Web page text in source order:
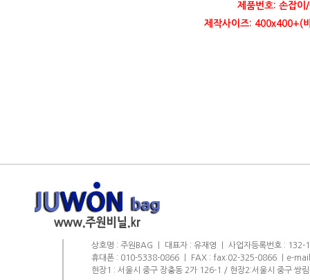
제품번호: 손잡이
제작사이즈: 400x400+(
상호명 : 주원BAG ㅣ 대표자 : 유재영 ㅣ 사업자등록번호 :
휴대폰 : 010-5338-0866 ㅣ FAX : fax:02-325-0866 ㅣe-
현장1 : 서울시 중구 장충동 2가 126-1 / 현장2:서울시 중구 쌍